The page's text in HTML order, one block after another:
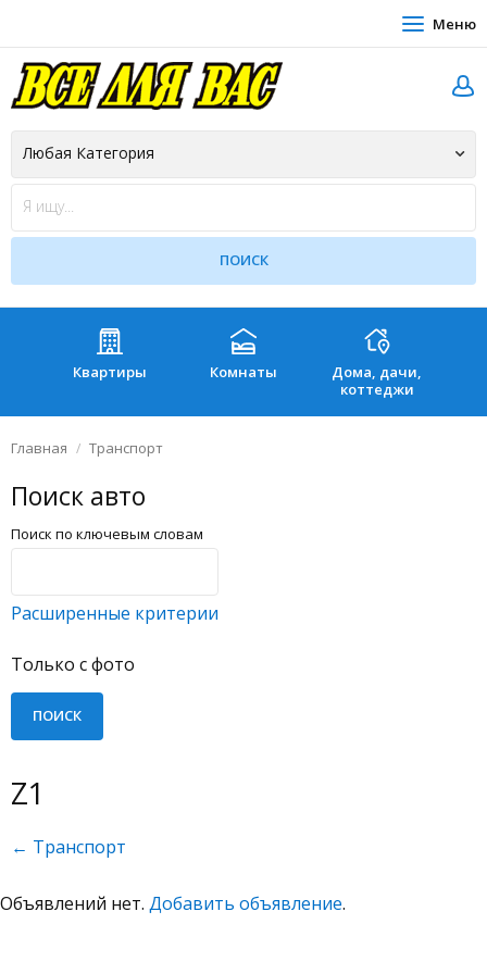
Меню
Квартиры Комнаты
Дома, дачи,
коттеджи
Главная Транспорт
Поиск авто
Поиск по ключевым словам
Расширенные критерии
Только с фото
Z1
← Транспорт
Объявлений нет. Добавить объявление.